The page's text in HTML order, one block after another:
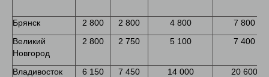
Брянск 2 800 2 800 4 800
7 800
Великий
Новгород
2 800 2 750 5 100 7 400
Владивосток 6 150 7 450 14 000 20 600